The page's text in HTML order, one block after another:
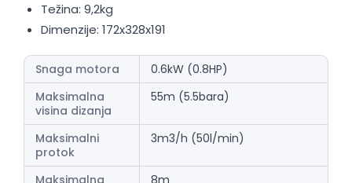
Težina: 9,2kg
Dimenzije: 172x328x191
Snaga motora
0.6kW (0.8HP)
Maksimalna
visina dizanja
55m (5.5bara)
Maksimalni
protok
3m3/h (50l/min)